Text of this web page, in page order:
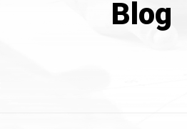
Blog